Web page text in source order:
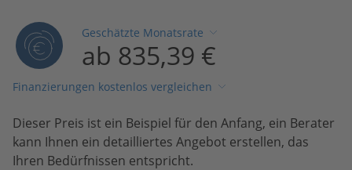
Geschätzte Monatsrate
ab 835,39 €
Finanzierungen kostenlos vergleichen
Dieser Preis ist ein Beispiel für den Anfang, ein Berater
kann Ihnen ein detailliertes Angebot erstellen, das
Ihren Bedürfnissen entspricht.